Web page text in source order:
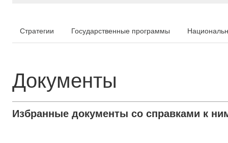
Стратегии Государственные программы
Документы
Избранные документы со справками к